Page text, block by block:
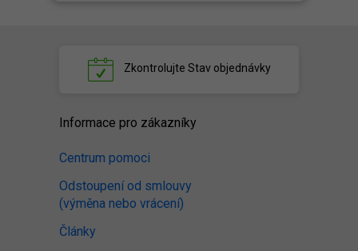
Zkontrolujte Stav objednávky
Informace pro zákazníky
Centrum pomoci
Odstoupení od smlouvy
(výměna nebo vrácení)
Články